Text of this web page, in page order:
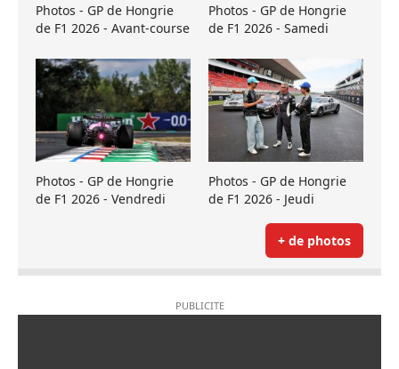
Photos - GP de Hongrie
de F1 2026 - Avant-course
Photos - GP de Hongrie
de F1 2026 - Samedi
Photos - GP de Hongrie
de F1 2026 - Vendredi
Photos - GP de Hongrie
de F1 2026 - Jeudi
+ de photos